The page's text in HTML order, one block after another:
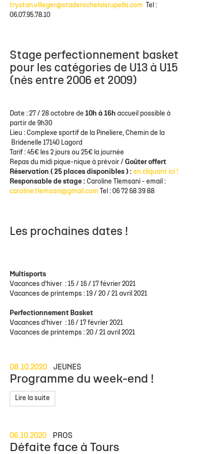
trystan.villeger@staderochelaisrupella.com Tel :
06.07.95.78.10
Stage perfectionnement basket
pour les catégories de U13 à U15
(nés entre 2006 et 2009)
Date : 27 / 28 octobre de 10h à 16h accueil possible à
partir de 9h30
Lieu : Complexe sportif de la Pineliere, Chemin de la
Bridenelle 17140 Lagord
Tarif : 45€ les 2 jours ou 25€ la journée
Repas du midi pique-nique à prévoir / Goûter offert
Réservation ( 25 places disponibles ) : en cliquant ici !
Responsable de stage : Caroline Tlemsani - email :
caroline.tlemsani@gmail.com Tel : ‭06 72 68 39 88‬
Les prochaines dates !
Multisports
Vacances d’hiver : 15 / 16 / 17 février 2021
Vacances de printemps : 19 / 20 / 21 avril 2021
Perfectionnement Basket
Vacances d’hiver : 16 / 17 février 2021
Vacances de printemps : 20 / 21 avril 2021
08.10.2020 JEUNES
Programme du week-end !
Lire la suite
06.10.2020 PROS
Défaite face à Tours